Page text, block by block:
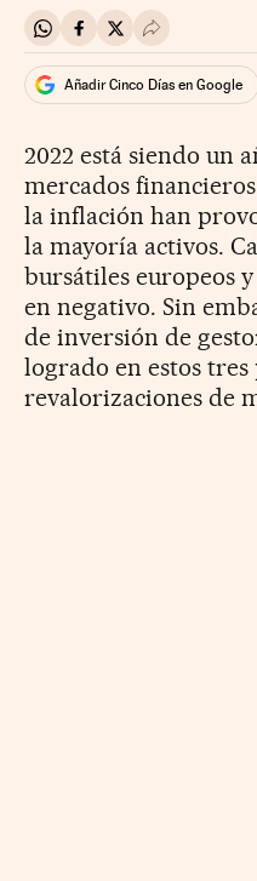
Compartir en Whatsapp
Compartir en
Compartir en
Desplegar
Añadir Cinco Días en Google
2022 está siendo un
mercados
la inflación han
la mayoría activos.
bursátiles europeos
en negativo. Sin
de inversión de
logrado en estos
revalorizaciones de